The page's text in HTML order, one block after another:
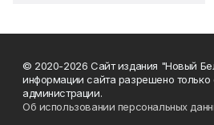
© 2020-2026 Сайт издания "Новый
информации сайта разрешено только
администрации.
Об использовании персональных